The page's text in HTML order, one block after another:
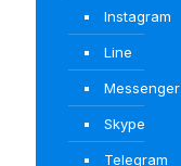
Instagram
Line
Messenger
Skype
Telegram